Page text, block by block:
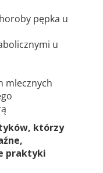
pępka u
u
mlecznych
którzy
praktyki